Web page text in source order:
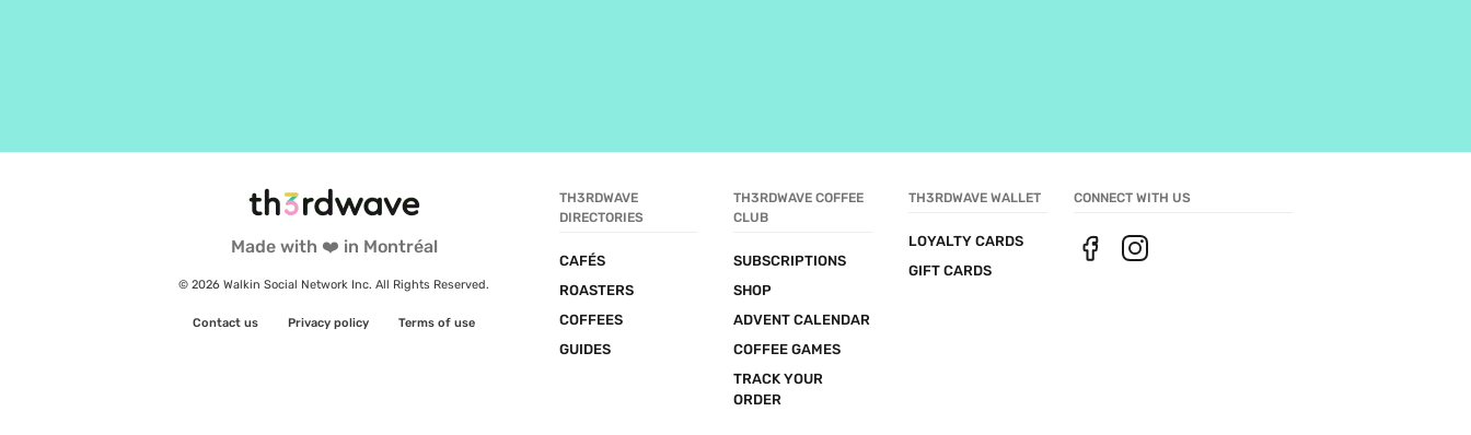
Made with ❤️ in Montréal
© 2026 Walkin Social Network Inc. All Rights Reserved.
Contact us Privacy policy Terms of use
TH3RDWAVE
DIRECTORIES
CAFÉS
ROASTERS
COFFEES
GUIDES
TH3RDWAVE COFFEE
CLUB
SUBSCRIPTIONS
SHOP
ADVENT CALENDAR
COFFEE GAMES
TRACK YOUR
ORDER
TH3RDWAVE WALLET
LOYALTY CARDS
GIFT CARDS
CONNECT WITH US